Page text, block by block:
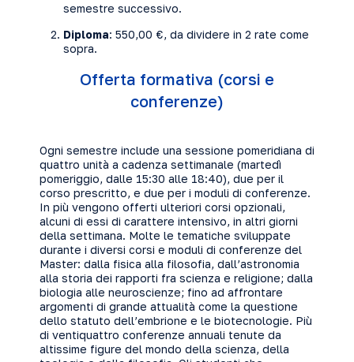
semestre successivo.
Diploma: 550,00 €, da dividere in 2 rate come
sopra.
Offerta formativa (corsi e
conferenze)
Ogni semestre include una sessione pomeridiana di
quattro unità a cadenza settimanale (martedì
pomeriggio, dalle 15:30 alle 18:40), due per il
corso prescritto, e due per i moduli di conferenze.
In più vengono offerti ulteriori corsi opzionali,
alcuni di essi di carattere intensivo, in altri giorni
della settimana. Molte le tematiche sviluppate
durante i diversi corsi e moduli di conferenze del
Master: dalla fisica alla filosofia, dall’astronomia
alla storia dei rapporti fra scienza e religione; dalla
biologia alle neuroscienze; fino ad affrontare
argomenti di grande attualità come la questione
dello statuto dell’embrione e le biotecnologie. Più
di ventiquattro conferenze annuali tenute da
altissime figure del mondo della scienza, della